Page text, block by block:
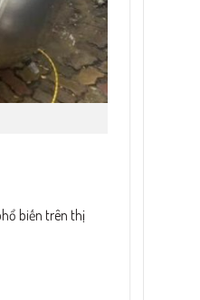
biến trên thị